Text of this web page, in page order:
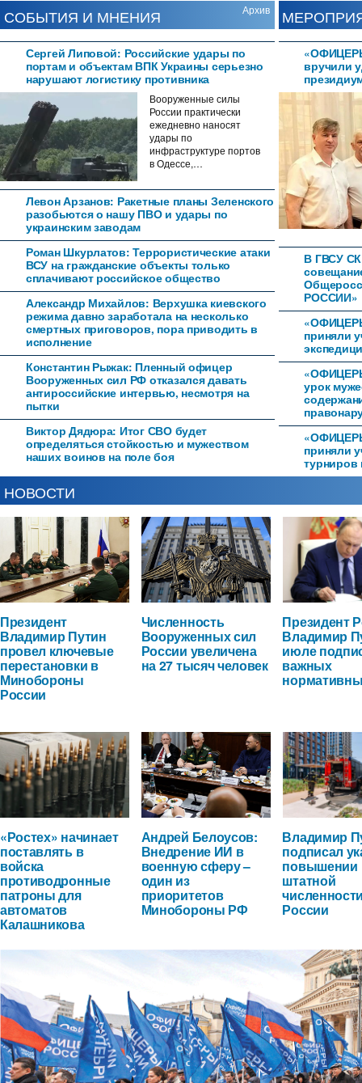
СОБЫТИЯ И МНЕНИЯ Архив
Сергей Липовой: Российские удары по
портам и объектам ВПК Украины серьезно
нарушают логистику противника
Вооруженные силы
России практически
ежедневно наносят
удары по
инфраструктуре портов
в Одессе,…
Левон Арзанов: Ракетные планы Зеленского
разобьются о нашу ПВО и удары по
украинским заводам
Роман Шкурлатов: Террористические атаки
ВСУ на гражданские объекты только
сплачивают российское общество
Александр Михайлов: Верхушка киевского
режима давно заработала на несколько
смертных приговоров, пора приводить в
исполнение
Константин Рыжак: Пленный офицер
Вооруженных сил РФ отказался давать
антироссийские интервью, несмотря на
пытки
Виктор Дядюра: Итог СВО будет
определяться стойкостью и мужеством
наших воинов на поле боя
вручили
В ГВСУ СК
РОССИИ»
приняли
урок
приняли
турниров
НОВОСТИ
Президент
Владимир Путин
провел ключевые
перестановки в
Минобороны
России
Численность
Вооруженных сил
России увеличена
на 27 тысяч человек
Президент
Владимир
июле
важных
«Ростех» начинает
поставлять в
войска
противодронные
патроны для
автоматов
Калашникова
Андрей Белоусов:
Внедрение ИИ в
военную сферу –
один из
приоритетов
Минобороны РФ
Владимир
подписал
повышении
штатной
России